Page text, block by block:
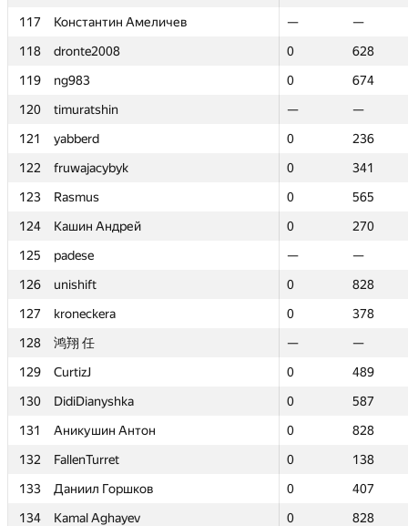
117
Константин Амеличев —
—
118
dronte2008 0
628
119
ng983 0
674
120
timuratshin —
—
121
yabberd 0
236
122
fruwajacybyk 0
341
123
Rasmus 0
565
124
Кашин Андрей 0
270
125
padese —
—
126
unishift 0
828
127
kroneckera 0
378
128
鸿翔 任 —
—
129
CurtizJ 0
489
130
DidiDianyshka 0
587
131
Аникушин Антон 0
828
132
FallenTurret 0
138
133
Даниил Горшков 0
407
134
Kamal Aghayev 0
828
117
Константин Амеличев —
—
118
dronte2008 0
628
119
ng983 0
674
120
timuratshin —
—
121
yabberd 0
236
122
fruwajacybyk 0
341
123
Rasmus 0
565
124
Кашин Андрей 0
270
125
padese —
—
126
unishift 0
828
127
kroneckera 0
378
128
鸿翔 任 —
—
129
CurtizJ 0
489
130
DidiDianyshka 0
587
131
Аникушин Антон 0
828
132
FallenTurret 0
138
133
Даниил Горшков 0
407
134
Kamal Aghayev 0
828